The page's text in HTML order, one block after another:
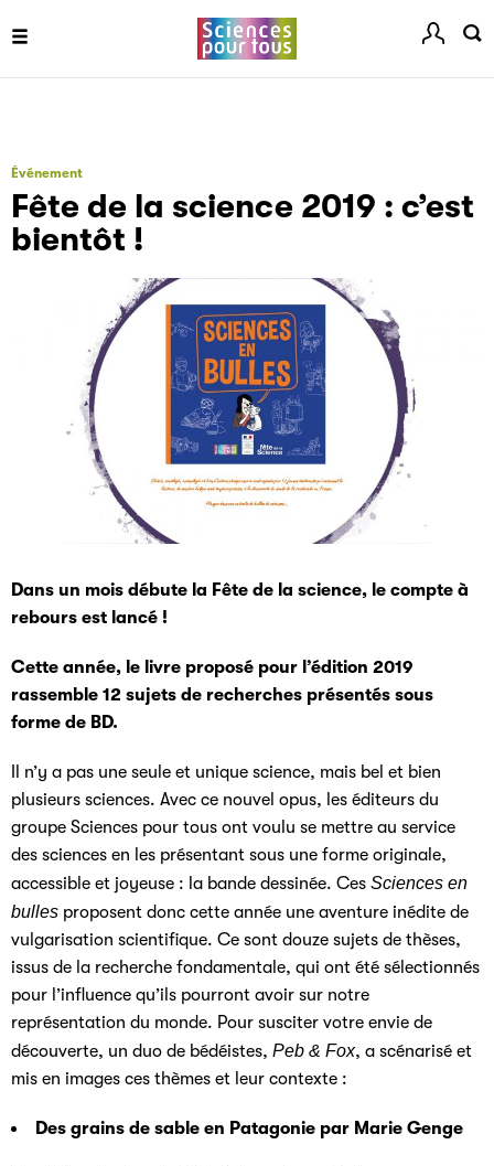
Événement
Fête de la science 2019 : c’est
bientôt !
Dans un mois débute la Fête de la science, le compte à
rebours est lancé !
Cette année, le livre proposé pour l’édition 2019
rassemble 12 sujets de recherches présentés sous
forme de BD.
Il n’y a pas une seule et unique science, mais bel et bien
plusieurs sciences. Avec ce nouvel opus, les éditeurs du
groupe Sciences pour tous ont voulu se mettre au service
des sciences en les présentant sous une forme originale,
accessible et joyeuse : la bande dessinée. Ces Sciences en
bulles proposent donc cette année une aventure inédite de
vulgarisation scientifique. Ce sont douze sujets de thèses,
issus de la recherche fondamentale, qui ont été sélectionnés
pour l’influence qu’ils pourront avoir sur notre
représentation du monde. Pour susciter votre envie de
découverte, un duo de bédéistes, Peb & Fox, a scénarisé et
mis en images ces thèmes et leur contexte :
Des grains de sable en Patagonie par Marie Genge